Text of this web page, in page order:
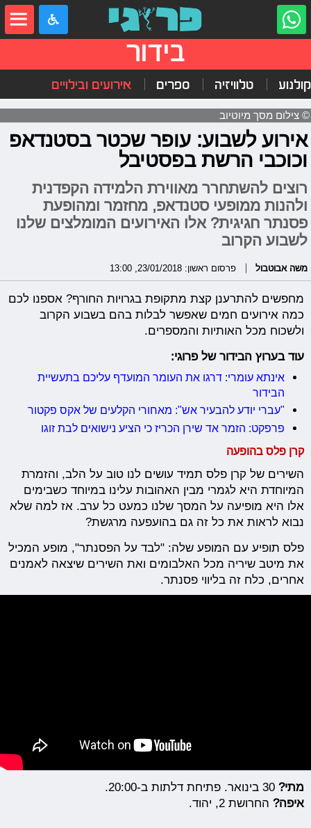
בידור
קולנוע טלוויזיה ספרים אירועים ובילויים
© צילום מסך מיוטיוב
אירוע לשבוע: עופר שכטר בסטנדאפ
וכוכבי הרשת בפסטיבל
רוצים להשתחרר מאווירת הלמידה הקפדנית
ולהנות ממופעי סטנדאפ, מחזמר ומהופעת
פסנתר חגיגית? אלו האירועים המומלצים שלנו
לשבוע הקרוב
משה אבוטבול פרסום ראשון: 23/01/2018, 13:00
מחפשים להתרענן קצת מתקופת בגרויות החורף? אספנו לכם
כמה אירועים חמים שאפשר לבלות בהם בשבוע הקרוב
ולשכוח מכל האותיות והמספרים.
עוד בערוץ הבידור של פרוגי:
אינתא עומרי: דרגו את העומר המועדף עליכם בתעשיית
הבידור
"עברי יודע להבעיר אש": מאחורי הקלעים של אקס פקטור
פרפקט: הזמר אד שירן הכריז כי הציע נישואים לבת זוגו
קרן פלס בהופעה
השירים של קרן פלס תמיד עושים לנו טוב על הלב, והזמרת
המיוחדת היא לגמרי מבין האהובות עלינו במיוחד כשבימים
אלו היא מופיעה על המסך שלנו כמעט כל ערב. אז למה שלא
נבוא לראות את כל זה גם בהועפעה מרגשת?
פלס תופיע עם המופע שלה: "לבד על הפסנתר", מופע המכיל
את מיטב שיריה מכל האלבומים ואת השירים שיצאה לאמנים
אחרים, כלח זה בליווי פסנתר.
מתי? 30 בינואר. פתיחת דלתות ב-20:00.
איפה? החרושת 2, יהוד.